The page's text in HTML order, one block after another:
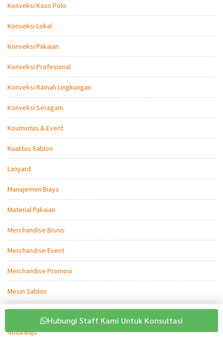
Konveksi Kaos Polo
Konveksi Lokal
Konveksi Pakaian
Konveksi Profesional
Konveksi Ramah Lingkungan
Konveksi Seragam
Koumintas & Event
Kualitas Sablon
Lanyard
Manajemen Biaya
Material Pakaian
Merchandise Bisnis
Merchandise Event
Merchandise Promosi
Mesin Sablon
Modal Usaha
Noda Baju
Hubungi Staff Kami Untuk Konsultasi